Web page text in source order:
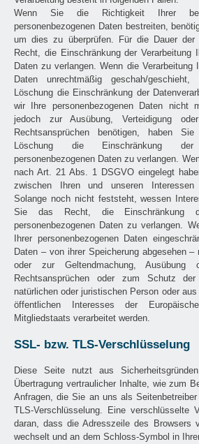
Wenn Sie die Richtigkeit Ihrer
personenbezogenen Daten bestreiten,
um dies zu überprüfen. Für die Dauer der
Recht, die Einschränkung der Verarbeitung
Daten zu verlangen. Wenn die Verarbeitung
Daten unrechtmäßig geschah/
Löschung die Einschränkung der
wir Ihre personenbezogenen Daten nicht
jedoch zur Ausübung, Verteidigung
Rechtsansprüchen benötigen, haben
Löschung die Einschränkung
personenbezogenen Daten zu verlangen.
nach Art. 21 Abs. 1 DSGVO eingelegt
zwischen Ihren und unseren Interessen
Solange noch nicht feststeht, wessen
Sie das Recht, die Einschränkung
personenbezogenen Daten zu verlangen.
Ihrer personenbezogenen Daten
Daten – von ihrer Speicherung abgesehen
oder zur Geltendmachung, Ausübung
Rechtsansprüchen oder zum Schutz
natürlichen oder juristischen Person oder
öffentlichen Interesses der
Mitgliedstaats verarbeitet werden.
SSL- bzw. TLS-Verschlüsselung
Diese Seite nutzt aus
Übertragung vertraulicher Inhalte, wie zum
Anfragen, die Sie an uns als
TLS-Verschlüsselung. Eine verschlüsselte
daran, dass die Adresszeile des Browsers
wechselt und an dem Schloss-Symbol in